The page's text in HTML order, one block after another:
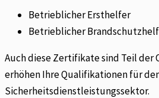
Betrieblicher Ersthelfer
Betrieblicher
Auch diese Zertifikate sind Teil der
erhöhen Ihre Qualifikationen für
Sicherheitsdienstleistungssektor.